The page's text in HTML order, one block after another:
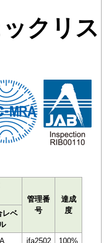
クリス
管理番
号
達成
度
レベ
A jfa2502 100%